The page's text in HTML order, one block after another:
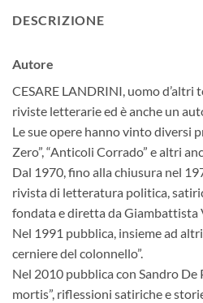
DESCRIZIONE
Autore
CESARE LANDRINI, uomo
riviste letterarie ed è anche un
Le sue opere hanno vinto diversi
Zero”, “Anticoli Corrado” e altri
Dal 1970, fino alla chiusura nel
rivista di letteratura politica,
fondata e diretta da Giambattista
Nel 1991 pubblica, insieme ad
cerniere del colonnello”.
Nel 2010 pubblica con Sandro De
mortis”, riflessioni satiriche e